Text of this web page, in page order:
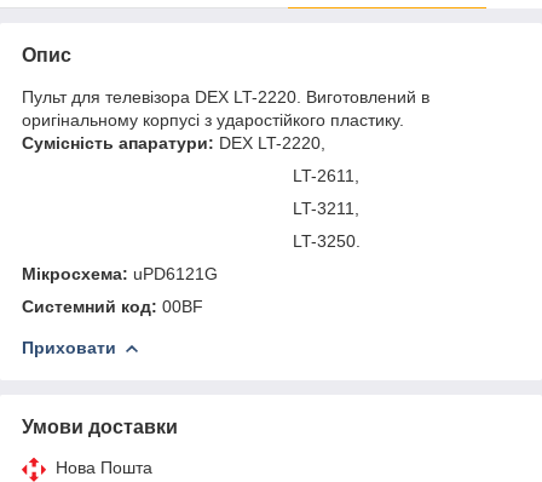
Опис
Пульт для телевізора DEX LT-2220. Виготовлений в
оригінальному корпусі з ударостійкого пластику.
Сумісність апаратури: DEX LT-2220,
LT-2611,
LT-3211,
LT-3250.
Мікросхема: uPD6121G
Системний код: 00BF
Приховати
Умови доставки
Нова Пошта